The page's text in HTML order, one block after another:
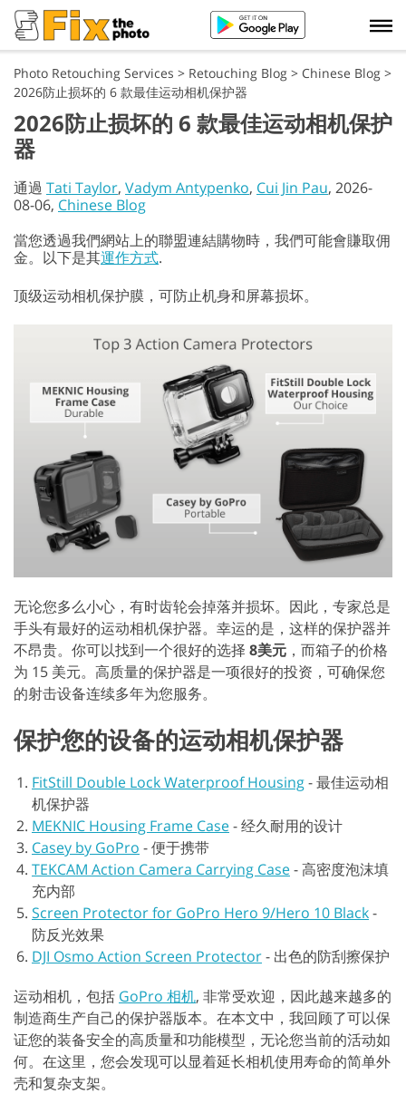
Photo Retouching Services > Retouching Blog > Chinese Blog >
2026防止损坏的 6 款最佳运动相机保护器
2026防止损坏的 6 款最佳运动相机保护
器
通過 Tati Taylor, Vadym Antypenko, Cui Jin Pau, 2026-
08-06, Chinese Blog
當您透過我們網站上的聯盟連結購物時，我們可能會賺取佣
金。以下是其運作方式.
顶级运动相机保护膜，可防止机身和屏幕损坏。
无论您多么小心，有时齿轮会掉落并损坏。因此，专家总是
手头有最好的运动相机保护器。幸运的是，这样的保护器并
不昂贵。你可以找到一个很好的选择 8美元 ，而箱子的价格
为 15 美元。高质量的保护器是一项很好的投资，可确保您
的射击设备连续多年为您服务。
保护您的设备的运动相机保护器
FitStill Double Lock Waterproof Housing-最佳运动相
机保护器
MEKNIC Housing Frame Case-经久耐用的设计
Casey by GoPro -便于携带
TEKCAM Action Camera Carrying Case-高密度泡沫填
充内部
Screen Protector for GoPro Hero 9/Hero 10 Black-
防反光效果
DJI Osmo Action Screen Protector- 出色的防刮擦保护
运动相机，包括 GoPro 相机, 非常受欢迎，因此越来越多的
制造商生产自己的保护器版本。在本文中，我回顾了可以保
证您的装备安全的高质量和功能模型，无论您当前的活动如
何。在这里，您会发现可以显着延长相机使用寿命的简单外
壳和复杂支架。